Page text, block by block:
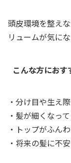
頭皮環境を整え
リュームが気に
こんな方におす
・分け目や生え
・髪が細くなっ
・トップがふん
・将来の髪に不